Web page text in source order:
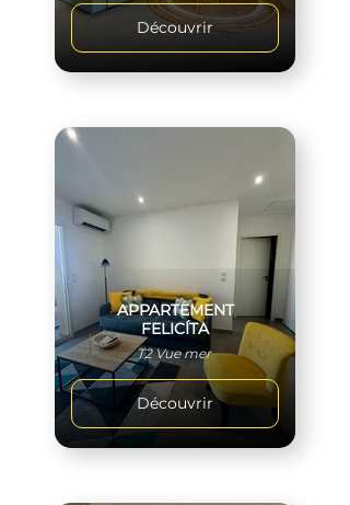
Découvrir
APPARTEMENT
FELICÍTA
T2 Vue mer
Découvrir